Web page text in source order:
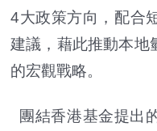
4大政策方向，配合
建議，藉此推動本地
的宏觀戰略。
團結香港基金提出